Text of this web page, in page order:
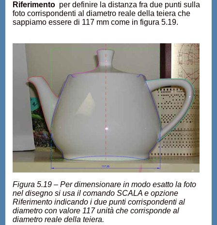
Riferimento per definire la distanza fra due punti sulla
foto corrispondenti al diametro reale della teiera che
sappiamo essere di 117 mm come in figura 5.19.
Figura 5.19 – Per dimensionare in modo esatto la foto
nel disegno si usa il comando SCALA e opzione
Riferimento indicando i due punti corrispondenti al
diametro con valore 117 unità che corrisponde al
diametro reale della teiera.